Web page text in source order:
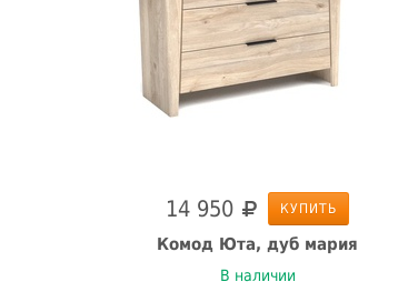
14 950 КУПИТЬ
Комод Юта, дуб мария
В наличии